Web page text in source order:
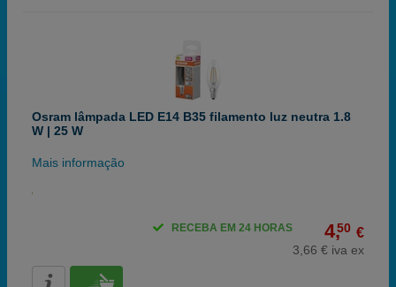
Osram lâmpada LED E14 B35 filamento luz neutra 1.8
W | 25 W
Mais informação
4,50 €
3,66 € iva ex
RECEBA EM 24 HORAS